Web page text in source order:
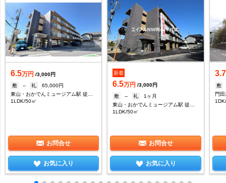
6.5万円 /3,000円
敷
-- 礼
65,000円
東山・おかでんミュージアム駅 徒歩9分
1LDK/50㎡
お問合せ
お気に入り
新着
6.5万円 /3,000円
敷
-- 礼
1ヶ月
1LDK/50㎡
お問合せ
お気に入り
3.7
敷
門